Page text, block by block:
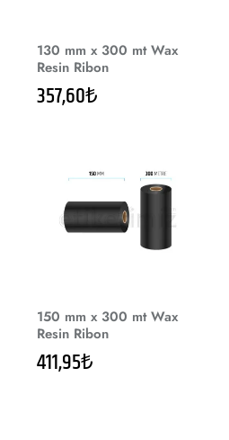
130 mm x 300 mt Wax
Resin Ribon
357,60₺
150 mm x 300 mt Wax
Resin Ribon
411,95₺